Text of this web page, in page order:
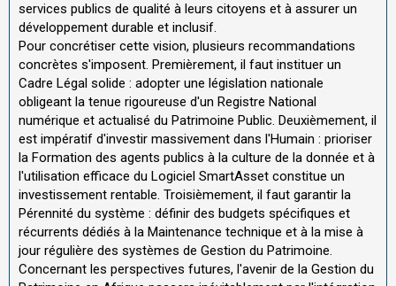
services publics de qualité à leurs citoyens et à assurer un
développement durable et inclusif.
Pour concrétiser cette vision, plusieurs recommandations
concrètes s'imposent. Premièrement, il faut instituer un
Cadre Légal solide : adopter une législation nationale
obligeant la tenue rigoureuse d'un Registre National
numérique et actualisé du Patrimoine Public. Deuxièmement, il
est impératif d'investir massivement dans l'Humain : prioriser
la Formation des agents publics à la culture de la donnée et à
l'utilisation efficace du Logiciel SmartAsset constitue un
investissement rentable. Troisièmement, il faut garantir la
Pérennité du système : définir des budgets spécifiques et
récurrents dédiés à la Maintenance technique et à la mise à
jour régulière des systèmes de Gestion du Patrimoine.
Concernant les perspectives futures, l'avenir de la Gestion du